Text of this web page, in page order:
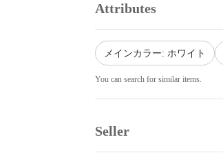
Attributes
メインカラー: ホワイト
You can search for similar items.
Seller